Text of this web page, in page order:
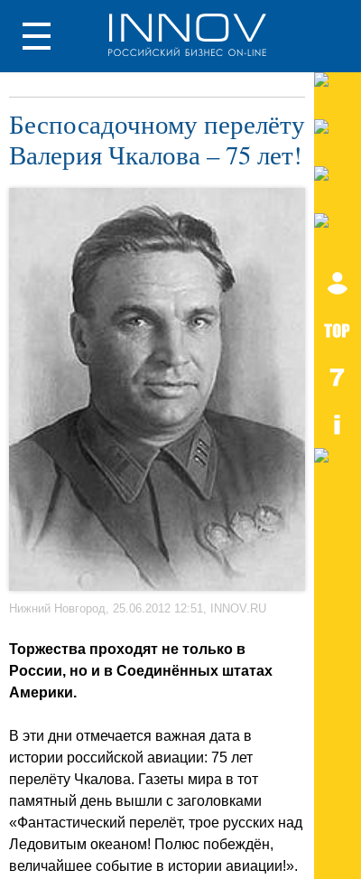
Беспосадочному перелёту
Валерия Чкалова – 75 лет!
Нижний Новгород, 25.06.2012 12:51, INNOV.RU
Торжества проходят не только в
России, но и в Соединённых штатах
Америки.
В эти дни отмечается важная дата в
истории российской авиации: 75 лет
перелёту Чкалова. Газеты мира в тот
памятный день вышли с заголовками
«Фантастический перелёт, трое русских над
Ледовитым океаном! Полюс побеждён,
величайшее событие в истории авиации!».